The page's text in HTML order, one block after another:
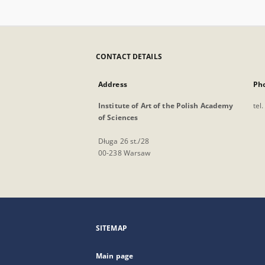
CONTACT DETAILS
Address
Institute of Art of the Polish Academy
of Sciences
Długa 26 st./28
00-238 Warsaw
tel.
SITEMAP
Main page